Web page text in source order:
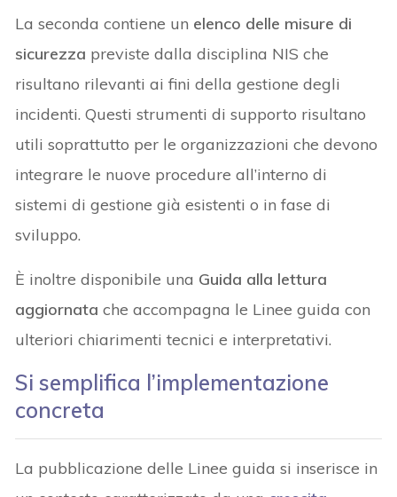
La seconda contiene un elenco delle misure di
sicurezza previste dalla disciplina NIS che
risultano rilevanti ai fini della gestione degli
incidenti. Questi strumenti di supporto risultano
utili soprattutto per le organizzazioni che devono
integrare le nuove procedure all’interno di
sistemi di gestione già esistenti o in fase di
sviluppo.
È inoltre disponibile una Guida alla lettura
aggiornatache accompagna le Linee guida con
ulteriori chiarimenti tecnici e interpretativi.
Si semplifica l’implementazione
concreta
La pubblicazione delle Linee guida si inserisce in